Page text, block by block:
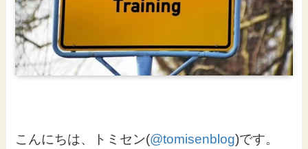
こんにちは、トミセン(@tomisenblog)です。